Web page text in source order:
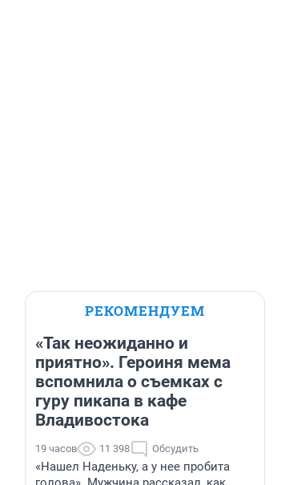
РЕКОМЕНДУЕМ
«Так неожиданно и
приятно». Героиня мема
вспомнила о съемках с
гуру пикапа в кафе
Владивостока
19 часов 11 398 Обсудить
«Нашел Наденьку, а у нее пробита